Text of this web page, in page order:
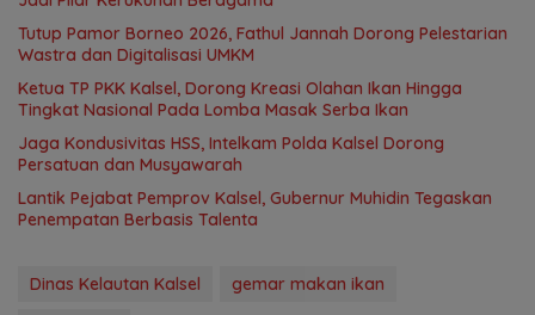
Tutup Pamor Borneo 2026, Fathul Jannah Dorong Pelestarian
Wastra dan Digitalisasi UMKM
Ketua TP PKK Kalsel, Dorong Kreasi Olahan Ikan Hingga
Tingkat Nasional Pada Lomba Masak Serba Ikan
Jaga Kondusivitas HSS, Intelkam Polda Kalsel Dorong
Persatuan dan Musyawarah
Lantik Pejabat Pemprov Kalsel, Gubernur Muhidin Tegaskan
Penempatan Berbasis Talenta
Dinas Kelautan Kalsel
gemar makan ikan